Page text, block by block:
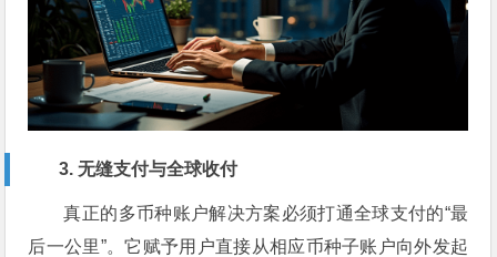
3. 无缝支付与全球收付
真正的多币种账户解决方案必须打通全球支付的“最
后一公里”。它赋予用户直接从相应币种子账户向外发起